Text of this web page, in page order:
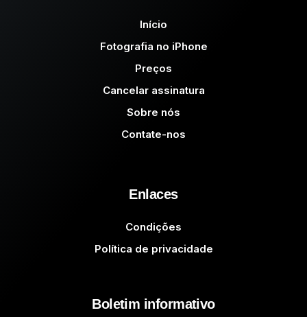
Início
Fotografia no iPhone
Preços
Cancelar assinatura
Sobre nós
Contate-nos
Enlaces
Condições
Política de privacidade
Boletim informativo